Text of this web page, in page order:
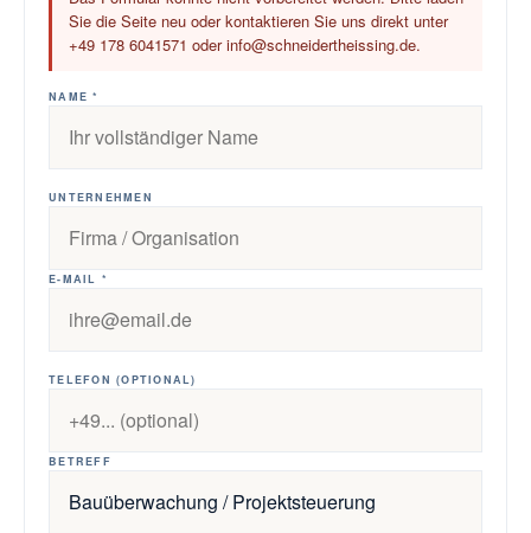
Sie die Seite neu oder kontaktieren Sie uns direkt unter
+49 178 6041571 oder info@schneidertheissing.de.
NAME *
UNTERNEHMEN
E-MAIL *
TELEFON (OPTIONAL)
BETREFF